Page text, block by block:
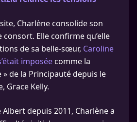
Charlène consolide son
consort. Elle confirme qu’elle
de sa belle-sœur, Caroline
imposée comme la
de la Principauté depuis le
Grace Kelly.
depuis 2011, Charlène a